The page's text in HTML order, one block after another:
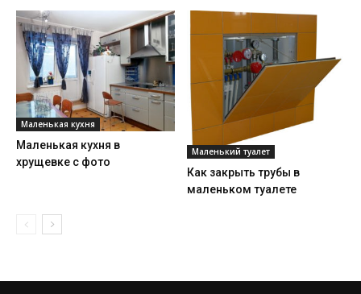
Маленькая кухня
Маленькая кухня в
хрущевке с фото
Маленький туалет
Как закрыть трубы в
маленьком туалете